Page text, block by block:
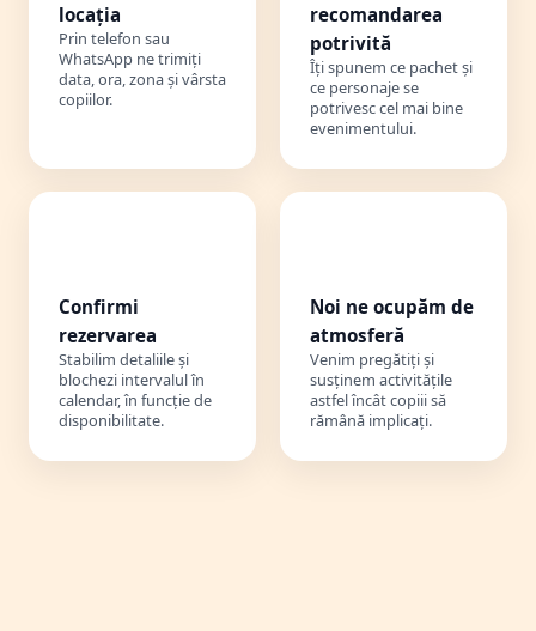
locația
Prin telefon sau
WhatsApp ne trimiți
data, ora, zona și vârsta
copiilor.
recomandarea
potrivită
Îți spunem ce pachet și
ce personaje se
potrivesc cel mai bine
evenimentului.
Confirmi
rezervarea
Stabilim detaliile și
blochezi intervalul în
calendar, în funcție de
disponibilitate.
Noi ne ocupăm de
atmosferă
Venim pregătiți și
susținem activitățile
astfel încât copiii să
rămână implicați.